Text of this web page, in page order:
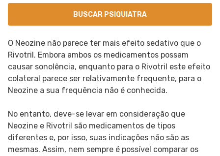
BUSCAR PSIQUIATRA
O Neozine não parece ter mais efeito sedativo que o
Rivotril. Embora ambos os medicamentos possam
causar sonolência, enquanto para o Rivotril este efeito
colateral parece ser relativamente frequente, para o
Neozine a sua frequência não é conhecida.
No entanto, deve-se levar em consideração que
Neozine e Rivotril são medicamentos de tipos
diferentes e, por isso, suas indicações não são as
mesmas. Assim, nem sempre é possível comparar os